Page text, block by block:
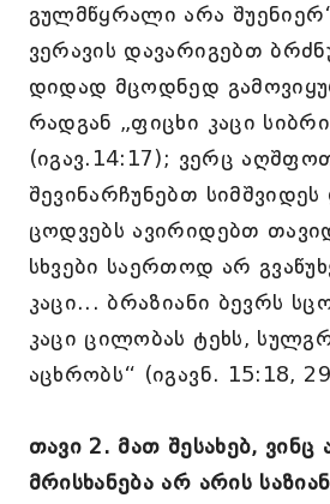
გულმწყრალი არა
ვერავის დავარიგებთ
დიდად მცოდნედ
რადგან „ფიცხი კაცი
(იგავ.14:17); ვერც
შევინარჩუნებთ
ცოდვებს ავირიდებთ
სხვები საერთოდ არ
კაცი... ბრაზიანი ბევრს
კაცი ცილობას ტეხს,
აცხრობს“ (იგავნ. 15:18,
თავი 2. მათ შესახებ, ვინც
მრისხანება არ არის